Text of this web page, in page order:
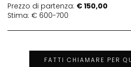
Prezzo di partenza: € 150,00
Stima: € 600-700
FATTI CHIAMARE PER